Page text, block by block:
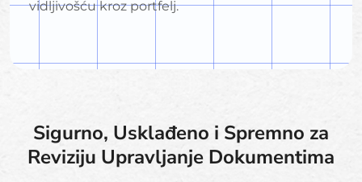
vidljivošću kroz portfelj.
Sigurno, Usklađeno i Spremno za
Reviziju Upravljanje Dokumentima